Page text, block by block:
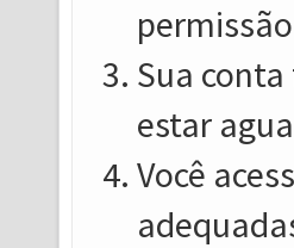
Sua
estar
Você